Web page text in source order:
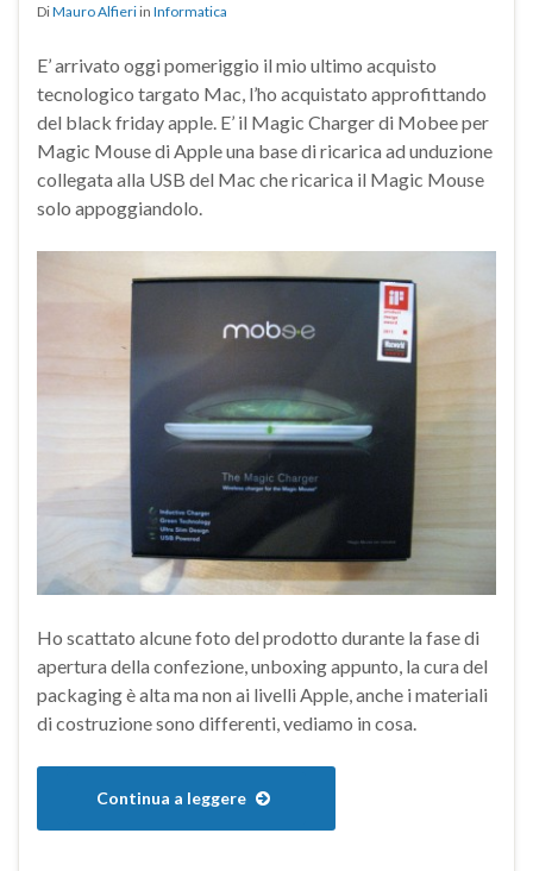
DiMauro Alfieri in Informatica
E’ arrivato oggi pomeriggio il mio ultimo acquisto
tecnologico targato Mac, l’ho acquistato approfittando
del black friday apple. E’ il Magic Charger di Mobee per
Magic Mouse di Apple una base di ricarica ad unduzione
collegata alla USB del Mac che ricarica il Magic Mouse
solo appoggiandolo.
Ho scattato alcune foto del prodotto durante la fase di
apertura della confezione, unboxing appunto, la cura del
packaging è alta ma non ai livelli Apple, anche i materiali
di costruzione sono differenti, vediamo in cosa.
Continua a leggere